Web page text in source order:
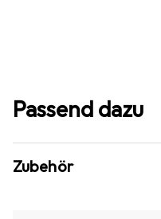
Passend dazu
Zubehör